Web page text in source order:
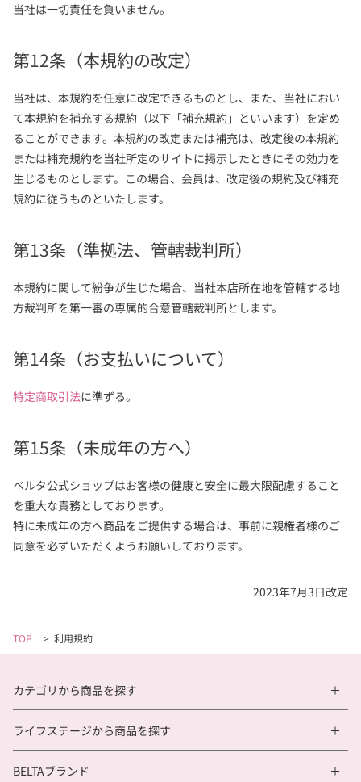
当社は一切責任を負いません。
第12条（本規約の改定）
当社は、本規約を任意に改定できるものとし、また、当社におい
て本規約を補充する規約（以下「補充規約」といいます）を定め
ることができます。本規約の改定または補充は、改定後の本規約
または補充規約を当社所定のサイトに掲示したときにその効力を
生じるものとします。この場合、会員は、改定後の規約及び補充
規約に従うものといたします。
第13条（準拠法、管轄裁判所）
本規約に関して紛争が生じた場合、当社本店所在地を管轄する地
方裁判所を第一審の専属的合意管轄裁判所とします。
第14条（お支払いについて）
特定商取引法に準ずる。
第15条（未成年の方へ）
ベルタ公式ショップはお客様の健康と安全に最大限配慮すること
を重大な責務としております。
特に未成年の方へ商品をご提供する場合は、事前に親権者様のご
同意を必ずいただくようお願いしております。
2023年7月3日改定
TOP > 利用規約
カテゴリから商品を探す
ライフステージから商品を探す
BELTAブランド